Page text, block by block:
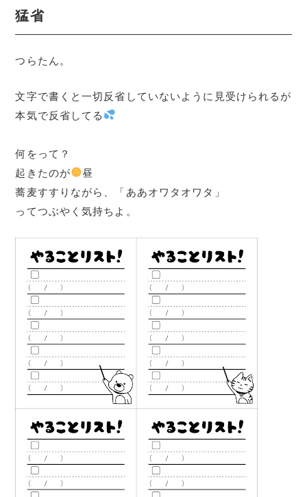
猛省
つらたん。
文字で書くと一切反省していないように見受けられるが
本気で反省してる
何をって？
起きたのが
昼
蕎麦すすりながら、「ああオワタオワタ」
ってつぶやく気持ちよ。